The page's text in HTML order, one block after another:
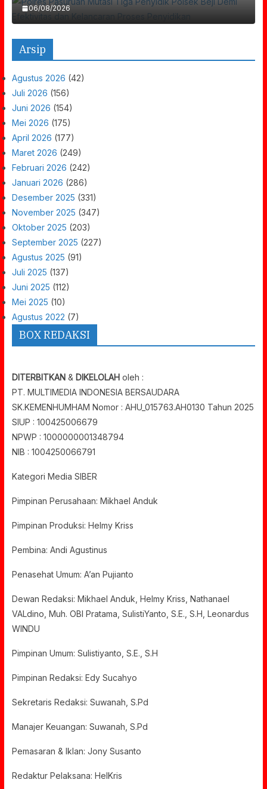
06/08/2026
Arsip
Agustus 2026 (42)
Juli 2026 (156)
Juni 2026 (154)
Mei 2026 (175)
April 2026 (177)
Maret 2026 (249)
Februari 2026 (242)
Januari 2026 (286)
Desember 2025 (331)
November 2025 (347)
Oktober 2025 (203)
September 2025 (227)
Agustus 2025 (91)
Juli 2025 (137)
Juni 2025 (112)
Mei 2025 (10)
Agustus 2022 (7)
BOX REDAKSI
DITERBITKAN& DIKELOLAHoleh :
PT. MULTIMEDIA INDONESIA BERSAUDARA
SK.KEMENHUMHAM Nomor : AHU_015763.AH0130 Tahun 2025
SIUP : 100425006679
NPWP : 1000000001348794
NIB : 1004250066791
Kategori Media SIBER
Pimpinan Perusahaan: Mikhael Anduk
Pimpinan Produksi: Helmy Kriss
Pembina: Andi Agustinus
Penasehat Umum: A’an Pujianto
Dewan Redaksi: Mikhael Anduk, Helmy Kriss, Nathanael
VALdino, Muh. OBI Pratama, SulistiYanto, S.E., S.H, Leonardus
WINDU
Pimpinan Umum: Sulistiyanto, S.E., S.H
Pimpinan Redaksi: Edy Sucahyo
Sekretaris Redaksi: Suwanah, S.Pd
Manajer Keuangan: Suwanah, S.Pd
Pemasaran & Iklan: Jony Susanto
Redaktur Pelaksana: HelKris